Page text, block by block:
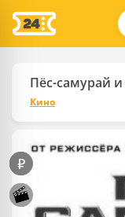
Пёс-самурай
Кино